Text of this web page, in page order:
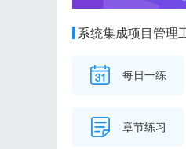
系统集成项目管理
每日一练
章节练习